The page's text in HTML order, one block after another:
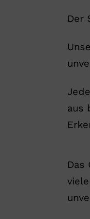
Der
aus
Das